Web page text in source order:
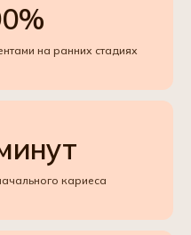
на ранних стадиях
кариеса